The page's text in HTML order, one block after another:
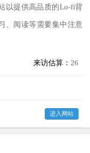
以提供高品质的Lo-fi背
、阅读等需要集中注意
来访估算： 26
进入网站